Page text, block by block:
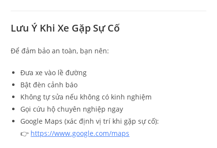
Lưu Ý Khi Xe Gặp Sự Cố
Để đảm bảo an toàn, bạn nên:
Đưa xe vào lề đường
Bật đèn cảnh báo
Không tự sửa nếu không có kinh nghiệm
Gọi cứu hộ chuyên nghiệp ngay
Google Maps (xác định vị trí khi gặp sự cố):
👉 https://www.google.com/maps